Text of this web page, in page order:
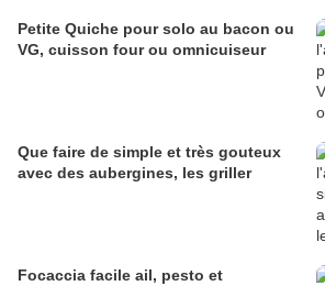
Petite Quiche pour solo au bacon ou
VG, cuisson four ou omnicuiseur
Que faire de simple et très gouteux
avec des aubergines, les griller
Focaccia facile ail, pesto et